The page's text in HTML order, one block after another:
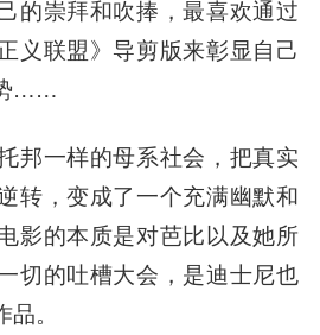
的崇拜和吹捧，最喜欢通过
义联盟》导剪版来彰显自己
……
邦一样的母系社会，把真实
转，变成了一个充满幽默和
影的本质是对芭比以及她所
切的吐槽大会，是迪士尼也
。